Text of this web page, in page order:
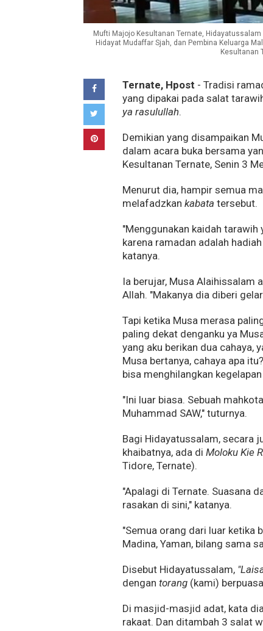
Mufti Majojo Kesultanan Ternate,
Hidayat Mudaffar Sjah, dan Pembina Keluarga
Kesultanan
Ternate, Hpost - Tradisi
yang dipakai pada salat
ya rasulullah.
Demikian yang disampaikan
dalam acara buka bersama
Kesultanan Ternate, Senin 3
Menurut dia, hampir semua
melafadzkankabata tersebut.
"Menggunakan kaidah tarawih
karena ramadan adalah
katanya.
Ia berujar, Musa Alaihissalam
Allah. "Makanya dia diberi
Tapi ketika Musa merasa
paling dekat denganku ya
yang aku berikan dua cahaya,
Musa bertanya, cahaya apa
bisa menghilangkan
"Ini luar biasa. Sebuah
Muhammad SAW," tuturnya.
Bagi Hidayatussalam, secara
khaibatnya, ada diMoloku Kie
Tidore, Ternate).
"Apalagi di Ternate. Suasana
rasakan di sini," katanya.
"Semua orang dari luar ketika
Madina, Yaman, bilang sama
Disebut Hidayatussalam,
dengantorang (kami)
Di masjid-masjid adat, kata
rakaat. Dan ditambah 3 salat